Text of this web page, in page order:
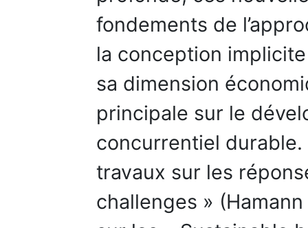
fondements de
la conception
sa dimension
principale sur le
concurrentiel
travaux sur les
challenges »